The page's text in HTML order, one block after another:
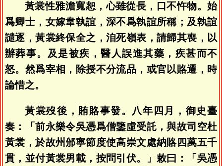
黃裳性雅澹寬恕，心雖從長，口不忤物。始
爲卿士，女嫁韋執誼，深不爲執誼所稱；及執誼
譴逐，黃裳終保全之，洎死嶺表，請歸其喪，以
辦葬事。及是被疾，醫人誤進其藥，疾甚而不
怒。然爲宰相，除授不分流品，或官以賂遷，時
論惜之。
黃裳歿後，賄賂事發。八年四月，御史臺
奏：「前永樂令吳憑爲僧鑒虛受託，與故司空杜
黃裳，於故州邠寧節度使高崇文處納賂四萬五千
貫，並付黃裳男載，按問引伏。」敕曰：「吳憑